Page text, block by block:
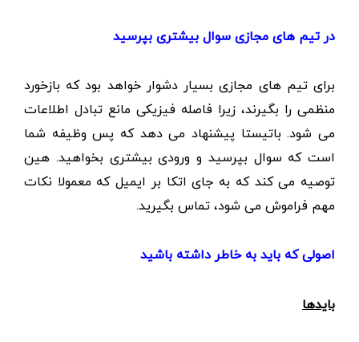
در تیم های مجازی سوال بیشتریبپرسید
برای تیم های مجازی بسیار دشوار خواهد بود که بازخورد
منظمی را بگیرند، زیرا فاصله فیزیکی مانع تبادل اطلاعات
می شود. باتیستا پیشنهاد می دهد که پس وظیفه شما
است که سوال بپرسید و ورودی بیشتری بخواهید. هین
توصیه می کند که به جای اتکا بر ایمیل که معمولا نکات
مهم فراموش می شود، تماس بگیرید.
اصولی که باید به خاطر داشته باشید
بایدها